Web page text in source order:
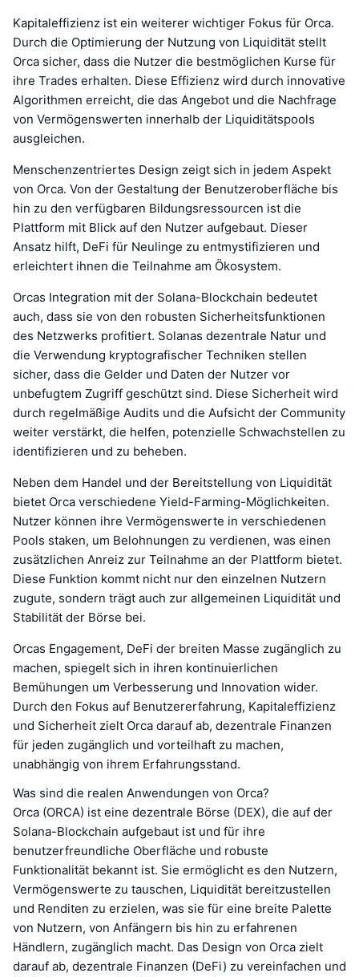
Kapitaleffizienz ist ein weiterer wichtiger Fokus für Orca.
Durch die Optimierung der Nutzung von Liquidität stellt
Orca sicher, dass die Nutzer die bestmöglichen Kurse für
ihre Trades erhalten. Diese Effizienz wird durch innovative
Algorithmen erreicht, die das Angebot und die Nachfrage
von Vermögenswerten innerhalb der Liquiditätspools
ausgleichen.
Menschenzentriertes Design zeigt sich in jedem Aspekt
von Orca. Von der Gestaltung der Benutzeroberfläche bis
hin zu den verfügbaren Bildungsressourcen ist die
Plattform mit Blick auf den Nutzer aufgebaut. Dieser
Ansatz hilft, DeFi für Neulinge zu entmystifizieren und
erleichtert ihnen die Teilnahme am Ökosystem.
Orcas Integration mit der Solana-Blockchain bedeutet
auch, dass sie von den robusten Sicherheitsfunktionen
des Netzwerks profitiert. Solanas dezentrale Natur und
die Verwendung kryptografischer Techniken stellen
sicher, dass die Gelder und Daten der Nutzer vor
unbefugtem Zugriff geschützt sind. Diese Sicherheit wird
durch regelmäßige Audits und die Aufsicht der Community
weiter verstärkt, die helfen, potenzielle Schwachstellen zu
identifizieren und zu beheben.
Neben dem Handel und der Bereitstellung von Liquidität
bietet Orca verschiedene Yield-Farming-Möglichkeiten.
Nutzer können ihre Vermögenswerte in verschiedenen
Pools staken, um Belohnungen zu verdienen, was einen
zusätzlichen Anreiz zur Teilnahme an der Plattform bietet.
Diese Funktion kommt nicht nur den einzelnen Nutzern
zugute, sondern trägt auch zur allgemeinen Liquidität und
Stabilität der Börse bei.
Orcas Engagement, DeFi der breiten Masse zugänglich zu
machen, spiegelt sich in ihren kontinuierlichen
Bemühungen um Verbesserung und Innovation wider.
Durch den Fokus auf Benutzererfahrung, Kapitaleffizienz
und Sicherheit zielt Orca darauf ab, dezentrale Finanzen
für jeden zugänglich und vorteilhaft zu machen,
unabhängig von ihrem Erfahrungsstand.
Was sind die realen Anwendungen von Orca?
Orca (ORCA) ist eine dezentrale Börse (DEX), die auf der
Solana-Blockchain aufgebaut ist und für ihre
benutzerfreundliche Oberfläche und robuste
Funktionalität bekannt ist. Sie ermöglicht es den Nutzern,
Vermögenswerte zu tauschen, Liquidität bereitzustellen
und Renditen zu erzielen, was sie für eine breite Palette
von Nutzern, von Anfängern bis hin zu erfahrenen
Händlern, zugänglich macht. Das Design von Orca zielt
darauf ab, dezentrale Finanzen (DeFi) zu vereinfachen und